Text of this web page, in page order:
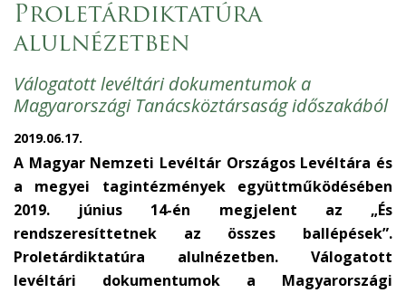
Proletárdiktatúra
alulnézetben
Válogatott levéltári dokumentumok a
Magyarországi Tanácsköztársaság időszakából
2019.06.17.
A Magyar Nemzeti Levéltár Országos Levéltára és
a megyei tagintézmények együttműködésében
2019. június 14-én megjelent az „És
rendszeresíttetnek az összes ballépések”.
Proletárdiktatúra alulnézetben. Válogatott
levéltári dokumentumok a Magyarországi